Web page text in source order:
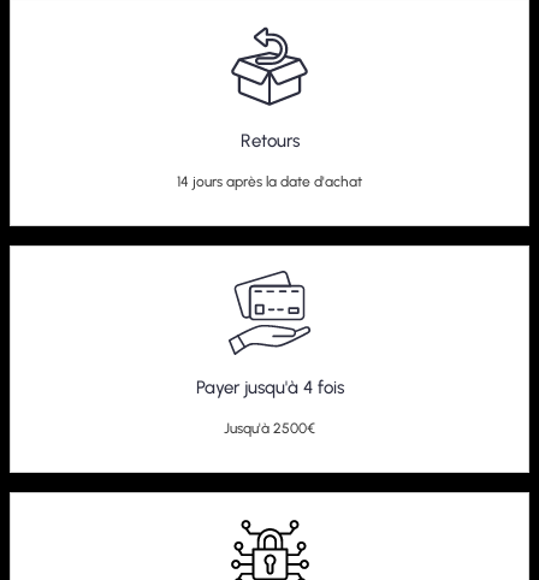
Retours
14 jours après la date d'achat
Payer jusqu'à 4 fois
Jusqu'à 2500€